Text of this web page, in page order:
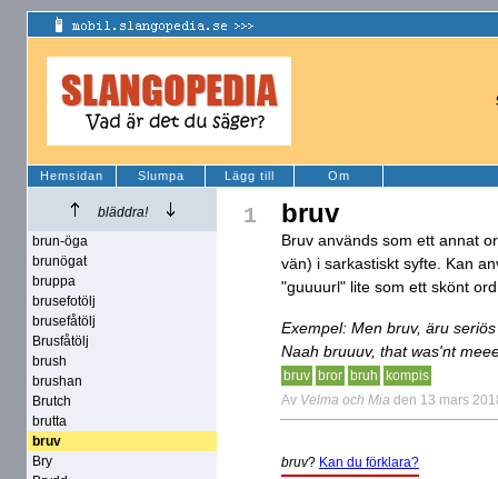
Hemsidan Slumpa Lägg till Om
bläddra!
brun-öga
brunögat
bruppa
brusefotölj
brusefåtölj
Brusfåtölj
brush
brushan
Brutch
brutta
bruv
Bry
1 bruv
Bruv används som ett annat
vän) i sarkastiskt syfte. Kan
"guuuurl" lite som ett skönt
Exempel: Men bruv, äru
Naah bruuuv, that was'nt
bruv bror bruh
kompis
Av Velma och Mia den 13 mars
bruv? Kan du förklara?